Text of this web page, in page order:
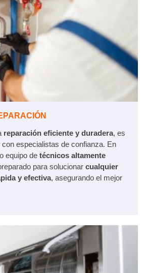
reparación eficiente y duradera, es
especialistas de confianza. En
equipo de técnicos altamente
para solucionar cualquier
y efectiva, asegurando el mejor